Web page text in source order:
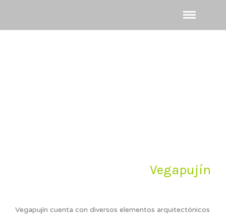
Vegapujín
Vegapujín cuenta con diversos elementos arquitectónicos